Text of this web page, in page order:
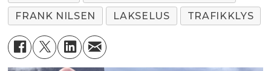
FRANK NILSEN
LAKSELUS TRAFIKKLYS